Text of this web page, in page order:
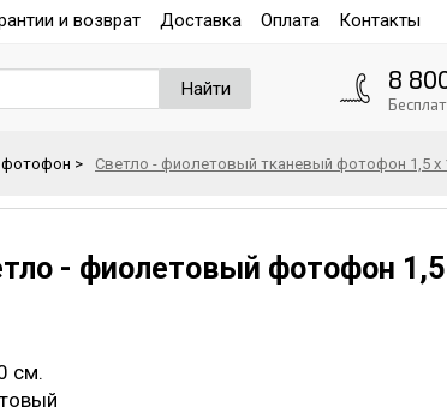
и возврат Доставка Оплата Контакты
Найти 8
> Светло - фиолетовый тканевый фотофон 1,5 х
- фиолетовый фотофон
см.